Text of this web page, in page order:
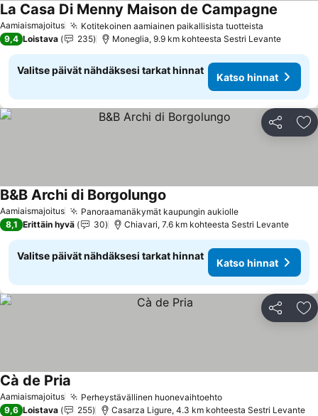
Aamiaismajoitus Kotitekoinen aamiainen paikallisista tuotteista
La Casa Di Menny Maison de Campagne
9,4 Loistava 235 Moneglia, 9.9 km kohteesta Sestri Levante
Valitse päivät nähdäksesi tarkat hinnat
Katso hinnat
Jaa
Aamiaismajoitus Panoraamanäkymät kaupungin aukiolleKatso hinnat
B&B Archi di Borgolungo
8,1 Erittäin hyvä 30 Chiavari, 7.6 km kohteesta Sestri Levante
Valitse päivät nähdäksesi tarkat hinnat
Katso hinnat
Jaa
Aamiaismajoitus Perheystävällinen huonevaihtoehtoKatso hinnat
Cà de Pria
9,6 Loistava 255 Casarza Ligure, 4.3 km kohteesta Sestri Levante